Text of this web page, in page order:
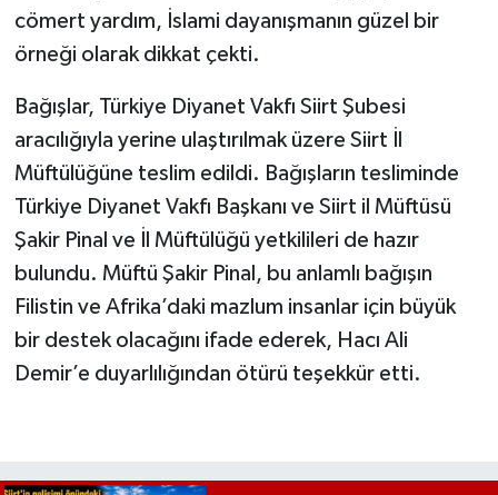
cömert yardım, İslami dayanışmanın güzel bir
örneği olarak dikkat çekti.
Bağışlar, Türkiye Diyanet Vakfı Siirt Şubesi
aracılığıyla yerine ulaştırılmak üzere Siirt İl
Müftülüğüne teslim edildi. Bağışların tesliminde
Türkiye Diyanet Vakfı Başkanı ve Siirt il Müftüsü
Şakir Pinal ve İl Müftülüğü yetkilileri de hazır
bulundu. Müftü Şakir Pinal, bu anlamlı bağışın
Filistin ve Afrika’daki mazlum insanlar için büyük
bir destek olacağını ifade ederek, Hacı Ali
Demir’e duyarlılığından ötürü teşekkür etti.